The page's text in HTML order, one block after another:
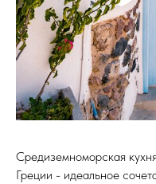
Средиземноморская
Греции - идеальное